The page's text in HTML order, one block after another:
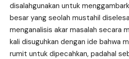
disalahgunakan untuk
besar yang seolah mustahil
menganalisis akar masalah secara
kali disuguhkan dengan ide bahwa
rumit untuk dipecahkan, padahal